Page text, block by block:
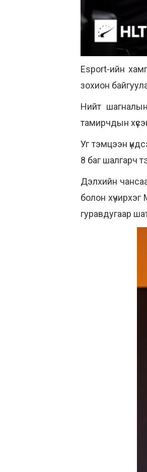
Esport-ийн
зохион
Нийт
тамирчдын
Уг тэмцээн
8 баг шалгарч
Дэлхийн
болон
гуравдугаар